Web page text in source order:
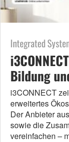
Integrated
Bildung
i3CONNECT
erweitertes
Der Anbieter
sowie die
vereinfachen –